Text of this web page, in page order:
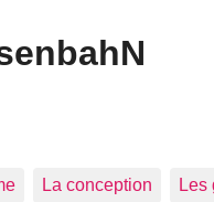
La conception Les